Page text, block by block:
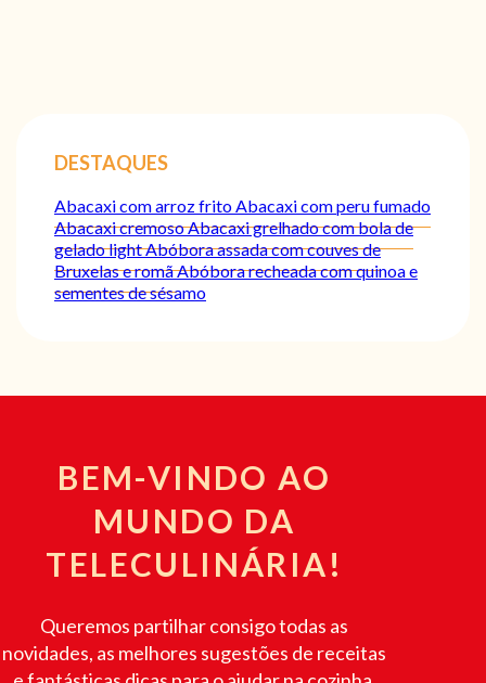
DESTAQUES
Abacaxi com arroz fritoAbacaxi com peru fumado
Abacaxi cremosoAbacaxi grelhado com bola de
gelado lightAbóbora assada com couves de
Bruxelas e romãAbóbora recheada com quinoa e
sementes de sésamo
BEM-VINDO AO
MUNDO DA
TELECULINÁRIA!
Queremos partilhar consigo todas as
novidades, as melhores sugestões de receitas